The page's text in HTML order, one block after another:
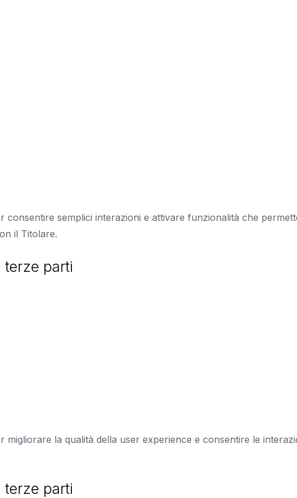
semplici interazioni e attivare funzionalità che
il Titolare.
terze parti
migliorare la qualità della user experience e consentire le
terze parti